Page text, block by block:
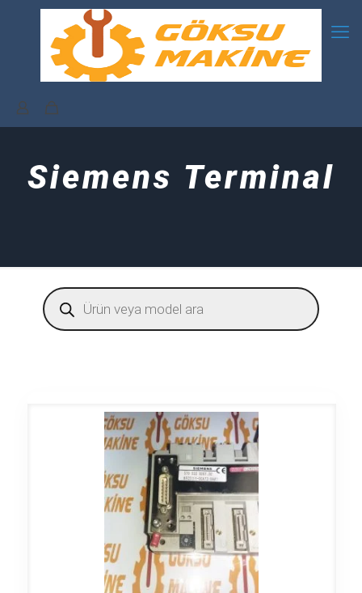
Siemens Terminal
Products
search